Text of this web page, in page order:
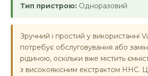
Тип пристрою: Одноразовий
Зручний і простий у використанні
потребує обслуговування або
рідиною, оскільки вже містить
з високоякісним екстрактом HHC.